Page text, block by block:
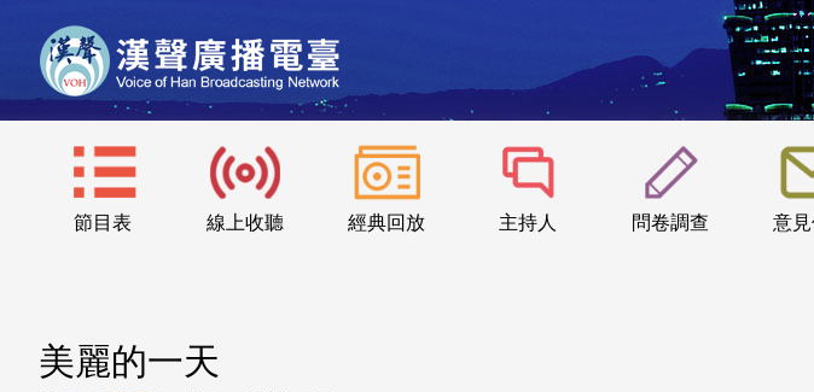
節目表 線上收聽 經典回放 主持人 問卷調查 意
美麗的一天